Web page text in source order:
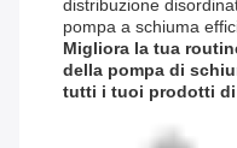
distribuzione
pompa a schiuma
Migliora la tua
della pompa di
tutti i tuoi prodotti di